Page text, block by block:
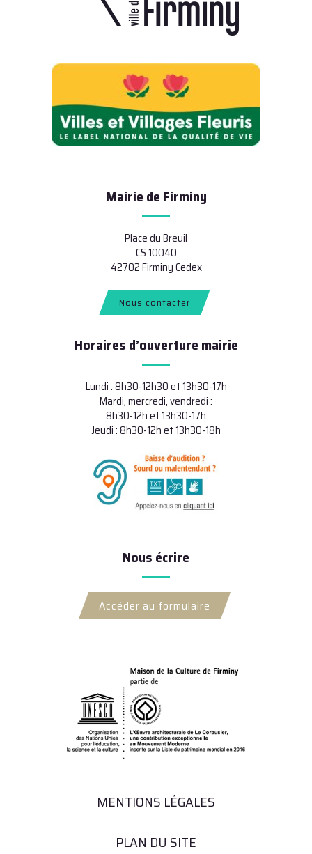
Mairie de Firminy
Place du Breuil
CS 10040
42702 Firminy Cedex
Nous contacter
Horaires d’ouverture mairie
Lundi : 8h30-12h30 et 13h30-17h
Mardi, mercredi, vendredi :
8h30-12h et 13h30-17h
Jeudi : 8h30-12h et 13h30-18h
Nous écrire
Accéder au formulaire
MENTIONS LÉGALES
PLAN DU SITE